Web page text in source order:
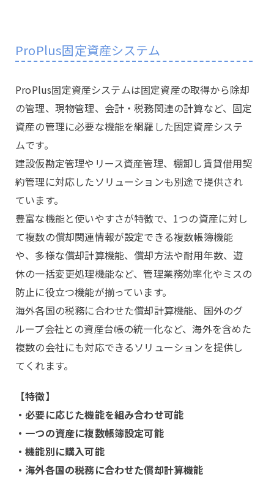
ProPlus固定資産システム
ProPlus固定資産システムは固定資産の取得から除却
の管理、現物管理、会計・税務関連の計算など、固定
資産の管理に必要な機能を網羅した固定資産システ
ムです。
建設仮勘定管理やリース資産管理、棚卸し賃貸借用契
約管理に対応したソリューションも別途で提供され
ています。
豊富な機能と使いやすさが特徴で、1つの資産に対し
て複数の償却関連情報が設定できる複数帳簿機能
や、多様な償却計算機能、償却方法や耐用年数、遊
休の一括変更処理機能など、管理業務効率化やミスの
防止に役立つ機能が揃っています。
海外各国の税務に合わせた償却計算機能、国外のグ
ループ会社との資産台帳の統一化など、海外を含めた
複数の会社にも対応できるソリューションを提供し
てくれます。
【特徴】
・必要に応じた機能を組み合わせ可能
・一つの資産に複数帳簿設定可能
・機能別に購入可能
・海外各国の税務に合わせた償却計算機能